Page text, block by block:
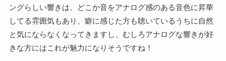
ングらしい響きは、どこか音をアナログ感のある音色に昇華
してる雰囲気もあり、癖に感じた方も聴いているうちに自然
と気にならなくなってきますし、むしろアナログな響きが好
きな方にはこれが魅力になりそうですね！